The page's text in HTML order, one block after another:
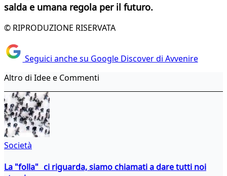
salda e umana regola per il futuro.
© RIPRODUZIONE RISERVATA
Seguici anche su Google Discover di Avvenire
Altro di Idee e Commenti
Società
La "folla" ci riguarda, siamo chiamati a dare tutti noi